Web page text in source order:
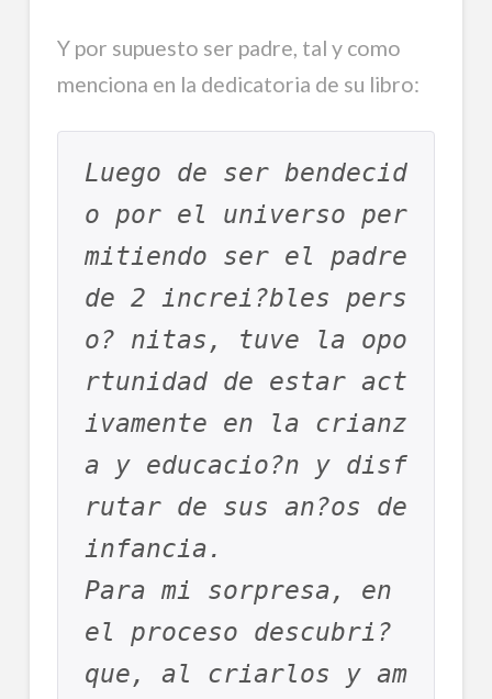
Y por supuesto ser padre, tal y como
menciona en la dedicatoria de su libro:
Luego de ser bendecid
o por el universo per
mitiendo ser el padre
de 2 increi?bles pers
o? nitas, tuve la opo
rtunidad de estar act
ivamente en la crianz
a y educacio?n y disf
rutar de sus an?os de
infancia.
Para mi sorpresa, en
el proceso descubri?
que, al criarlos y am